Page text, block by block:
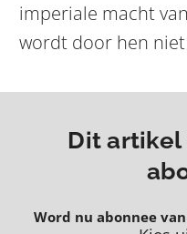
imperiale macht
wordt door hen
Dit artikel
Word nu abonnee